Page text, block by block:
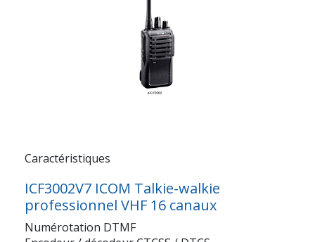
Caractéristiques
ICF3002V7 ICOM Talkie-walkie
professionnel VHF 16 canaux
Numérotation DTMF